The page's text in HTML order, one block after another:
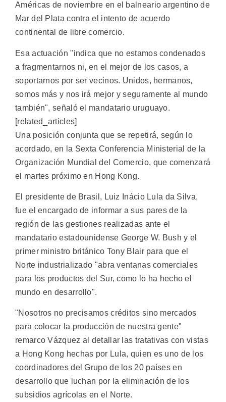
Américas de noviembre en el balneario argentino de
Mar del Plata contra el intento de acuerdo
continental de libre comercio.
Esa actuación "indica que no estamos condenados
a fragmentarnos ni, en el mejor de los casos, a
soportarnos por ser vecinos. Unidos, hermanos,
somos más y nos irá mejor y seguramente al mundo
también", señaló el mandatario uruguayo.
[related_articles]
Una posición conjunta que se repetirá, según lo
acordado, en la Sexta Conferencia Ministerial de la
Organización Mundial del Comercio, que comenzará
el martes próximo en Hong Kong.
El presidente de Brasil, Luiz Inácio Lula da Silva,
fue el encargado de informar a sus pares de la
región de las gestiones realizadas ante el
mandatario estadounidense George W. Bush y el
primer ministro británico Tony Blair para que el
Norte industrializado "abra ventanas comerciales
para los productos del Sur, como lo ha hecho el
mundo en desarrollo".
"Nosotros no precisamos créditos sino mercados
para colocar la producción de nuestra gente"
remarco Vázquez al detallar las tratativas con vistas
a Hong Kong hechas por Lula, quien es uno de los
coordinadores del Grupo de los 20 países en
desarrollo que luchan por la eliminación de los
subsidios agrícolas en el Norte.